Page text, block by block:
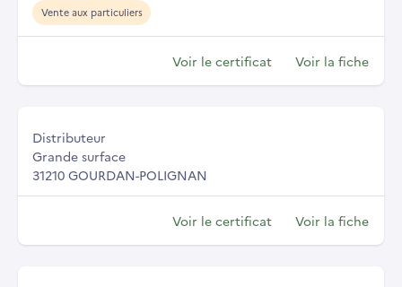
Vente aux particuliers
Voir le certificat Voir la fiche
Distributeur
Grande surface
31210 GOURDAN-POLIGNAN
Voir le certificat Voir la fiche